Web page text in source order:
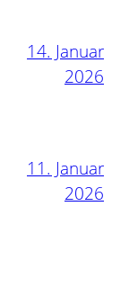
14. Januar
2026
11. Januar
2026